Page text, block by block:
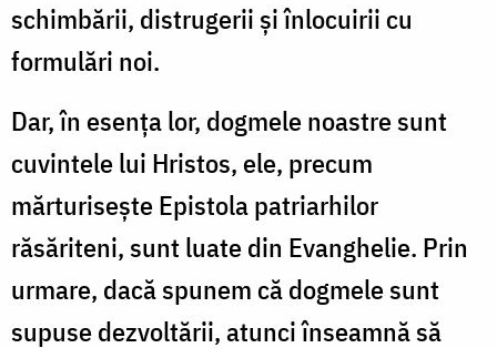
schimbării, distrugerii şi înlocuirii cu
formulări noi.
Dar, în esenţa lor, dogmele noastre sunt
cuvintele lui Hristos, ele, precum
mărturiseşte Epistola patriarhilor
răsăriteni, sunt luate din Evanghelie. Prin
urmare, dacă spunem că dogmele sunt
supuse dezvoltării, atunci înseamnă să